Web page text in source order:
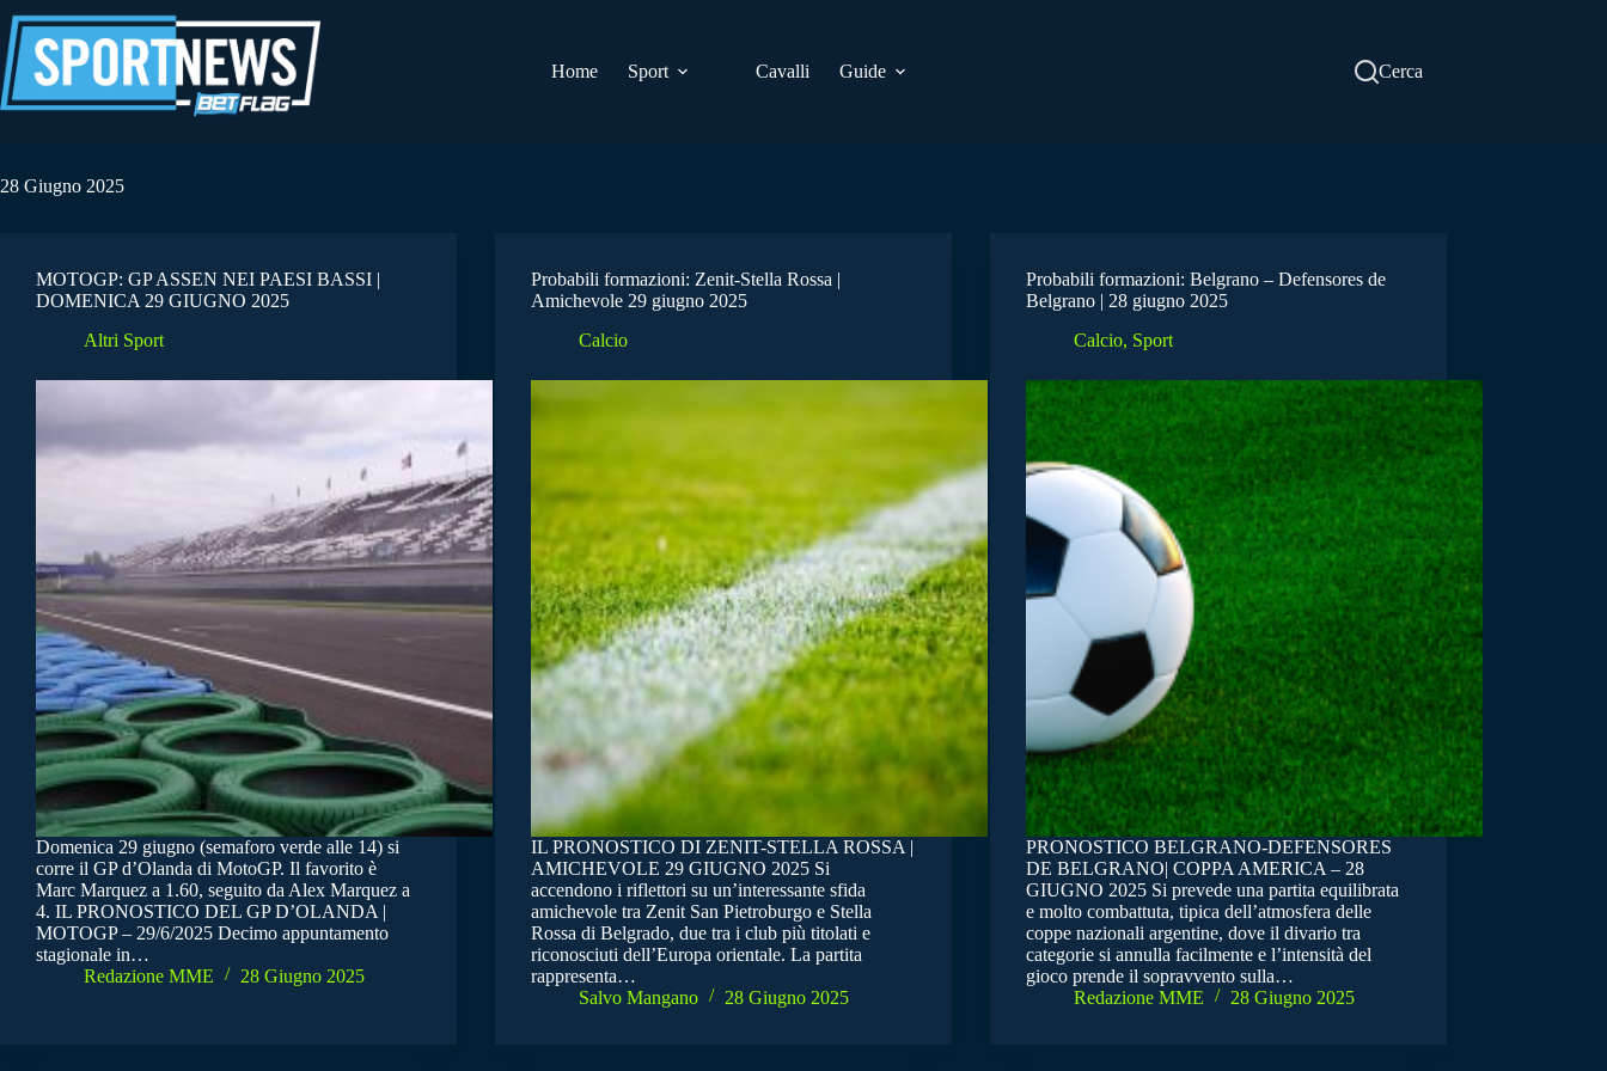
al
contenuto
Home
Sport Cavalli Guide Cerca
28 Giugno 2025
MOTOGP: GP ASSEN NEI PAESI BASSI |
DOMENICA 29 GIUGNO 2025
Altri Sport
Domenica 29 giugno (semaforo verde alle 14) si
corre il GP d’Olanda di MotoGP. Il favorito è
Marc Marquez a 1.60, seguito da Alex Marquez a
4. IL PRONOSTICO DEL GP D’OLANDA |
MOTOGP – 29/6/2025 Decimo appuntamento
stagionale in…
Redazione MME
28 Giugno 2025
Probabili formazioni: Zenit-Stella Rossa |
Amichevole 29 giugno 2025
Calcio
IL PRONOSTICO DI ZENIT-STELLA ROSSA |
AMICHEVOLE 29 GIUGNO 2025 Si
accendono i riflettori su un’interessante sfida
amichevole tra Zenit San Pietroburgo e Stella
Rossa di Belgrado, due tra i club più titolati e
riconosciuti dell’Europa orientale. La partita
rappresenta…
Salvo Mangano
28 Giugno 2025
Probabili formazioni: Belgrano – Defensores de
Belgrano | 28 giugno 2025
Calcio, Sport
PRONOSTICO BELGRANO-DEFENSORES
DE BELGRANO| COPPA AMERICA – 28
GIUGNO 2025 Si prevede una partita equilibrata
e molto combattuta, tipica dell’atmosfera delle
coppe nazionali argentine, dove il divario tra
categorie si annulla facilmente e l’intensità del
gioco prende il sopravvento sulla…
Redazione MME
28 Giugno 2025